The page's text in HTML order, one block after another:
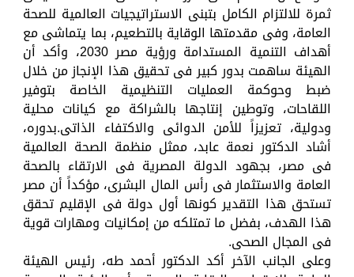
ثمرة للالتزام الكامل بتبنى الاستراتيجيات العالمية للصحة
العامة، وفى مقدمتها الوقاية بالتطعيم، بما يتماشى مع
أهداف التنمية المستدامة ورؤية مصر 2030، وأكد أن
الهيئة ساهمت بدور كبير فى تحقيق هذا الإنجاز من خلال
ضبط وحوكمة العمليات التنظيمية الخاصة بتوفير
اللقاحات، وتوطين إنتاجها بالشراكة مع كيانات محلية
ودولية، تعزيزاً للأمن الدوائى والاكتفاء الذاتى.بدوره،
أشاد الدكتور نعمة عابد، ممثل منظمة الصحة العالمية
فى مصر، بجهود الدولة المصرية فى الارتقاء بالصحة
العامة والاستثمار فى رأس المال البشرى، مؤكداً أن مصر
تستحق هذا التقدير كونها أول دولة فى الإقليم تحقق
هذا الهدف، بفضل ما تمتلكه من إمكانيات ومهارات قوية
فى المجال الصحى.
وعلى الجانب الآخر أكد الدكتور أحمد طه، رئيس الهيئة